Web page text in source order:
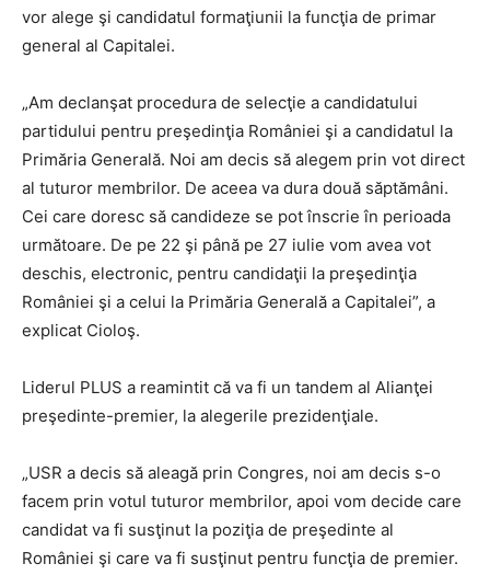
vor alege şi candidatul formaţiunii la funcţia de primar
general al Capitalei.
„Am declanşat procedura de selecţie a candidatului
partidului pentru preşedinţia României şi a candidatul la
Primăria Generală. Noi am decis să alegem prin vot direct
al tuturor membrilor. De aceea va dura două săptămâni.
Cei care doresc să candideze se pot înscrie în perioada
următoare. De pe 22 şi până pe 27 iulie vom avea vot
deschis, electronic, pentru candidaţii la preşedinţia
României şi a celui la Primăria Generală a Capitalei”, a
explicat Cioloş.
Liderul PLUS a reamintit că va fi un tandem al Alianţei
preşedinte-premier, la alegerile prezidenţiale.
„USR a decis să aleagă prin Congres, noi am decis s-o
facem prin votul tuturor membrilor, apoi vom decide care
candidat va fi susţinut la poziţia de preşedinte al
României şi care va fi susţinut pentru funcţia de premier.